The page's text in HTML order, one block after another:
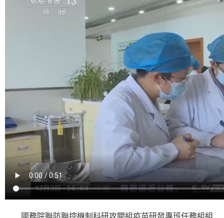
國務院聯防聯控機制科研攻關組疫苗研發專班任務組組